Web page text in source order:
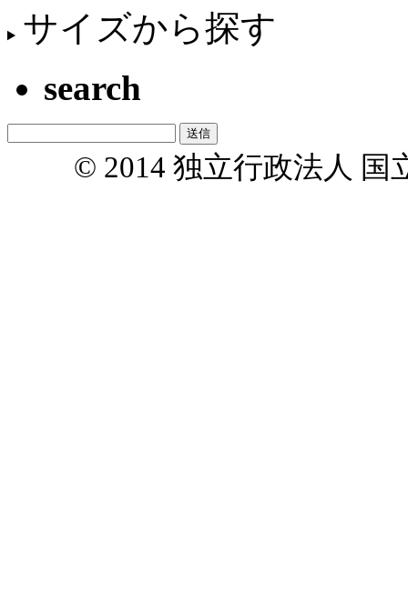
サイズから探す
search
© 2014 独立行政法人 国